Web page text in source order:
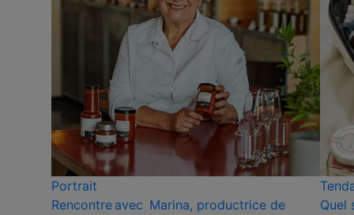
Portrait
Rencontre avec Marina, productrice de
Quel